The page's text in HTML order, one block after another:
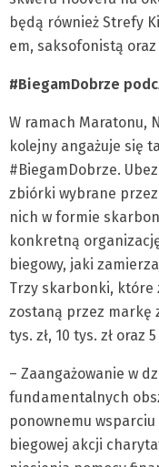
będą również Strefy
em, saksofonistą
#BiegamDobrze
W ramach Maratonu,
kolejny angażuje się
#BiegamDobrze.
zbiórki wybrane
nich w formie
konkretną
biegowy, jaki
Trzy skarbonki, które
zostaną przez markę
tys. zł, 10 tys. zł oraz 5
– Zaangażowanie w
fundamentalnych
ponownemu
biegowej akcji